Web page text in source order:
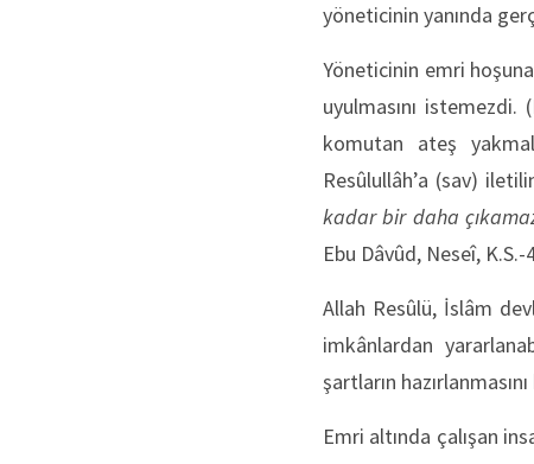
yöneticinin yanında
Yöneticinin emri
uyulmasını
komutan ateş
Resûlullâh’a (sav)
kadar bir daha
Ebu Dâvûd, Neseî, K.S.-
Allah Resûlü, İslâm
imkânlardan
şartların hazırlanmasını
Emri altında çalışan